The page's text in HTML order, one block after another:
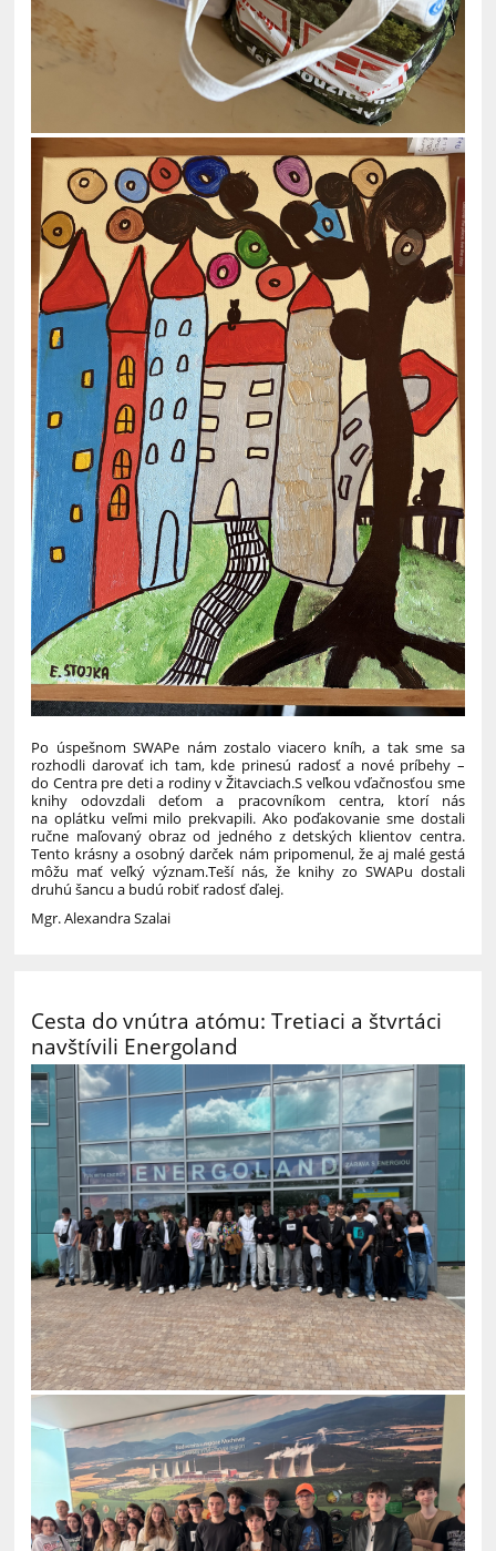
Po úspešnom SWAPe nám zostalo viacero kníh, a tak sme sa
rozhodli darovať ich tam, kde prinesú radosť a nové príbehy –
do Centra pre deti a rodiny v Žitavciach.S veľkou vďačnosťou sme
knihy odovzdali deťom a pracovníkom centra, ktorí nás
na oplátku veľmi milo prekvapili. Ako poďakovanie sme dostali
ručne maľovaný obraz od jedného z detských klientov centra.
Tento krásny a osobný darček nám pripomenul, že aj malé gestá
môžu mať veľký význam.Teší nás, že knihy zo SWAPu dostali
druhú šancu a budú robiť radosť ďalej.
Mgr. Alexandra Szalai
Cesta do vnútra atómu: Tretiaci a štvrtáci
navštívili Energoland